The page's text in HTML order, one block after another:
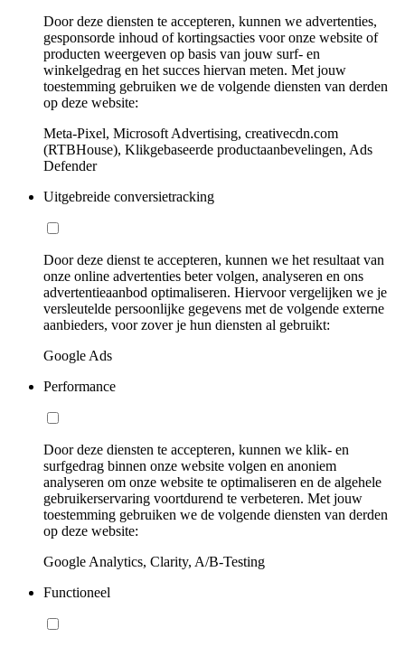
Door deze diensten te accepteren, kunnen we advertenties,
gesponsorde inhoud of kortingsacties voor onze website of
producten weergeven op basis van jouw surf- en
winkelgedrag en het succes hiervan meten. Met jouw
toestemming gebruiken we de volgende diensten van derden
op deze website:
Meta-Pixel, Microsoft Advertising, creativecdn.com
(RTBHouse), Klikgebaseerde productaanbevelingen, Ads
Defender
Uitgebreide conversietracking
Door deze dienst te accepteren, kunnen we het resultaat van
onze online advertenties beter volgen, analyseren en ons
advertentieaanbod optimaliseren. Hiervoor vergelijken we je
versleutelde persoonlijke gegevens met de volgende externe
aanbieders, voor zover je hun diensten al gebruikt:
Google Ads
Performance
Door deze diensten te accepteren, kunnen we klik- en
surfgedrag binnen onze website volgen en anoniem
analyseren om onze website te optimaliseren en de algehele
gebruikerservaring voortdurend te verbeteren. Met jouw
toestemming gebruiken we de volgende diensten van derden
op deze website:
Google Analytics, Clarity, A/B-Testing
Functioneel